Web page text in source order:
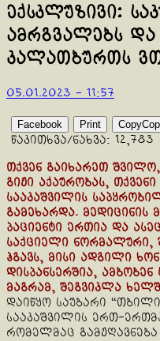
ექსკლუზივი:
ამრგვალებს და
კალათბურთს
05.01.2023 - 11:57
Facebook Print Copy
წაკითხვა/ნახვა: 12,783
თქვენ გაიხარეთ
გიჟი აქაურობას,
სააკაშვილის
გამეხარდა. მედიცინის
პაციენტი ერთია და
საქციელი ნორმალური,
ჰგავს, მისი ადგილი
დისპანსერშია,
მაგრამ, შეგვიკლა
დაიწყო საუბარი
სააკაშვილის ერთ-
რომელმაც